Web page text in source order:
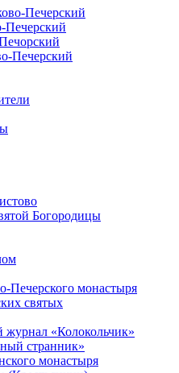
Печерский
Печерский
Печерский
Богородицы
Печерского монастыря
святых
журнал «Колокольчик»
странник»
монастыря